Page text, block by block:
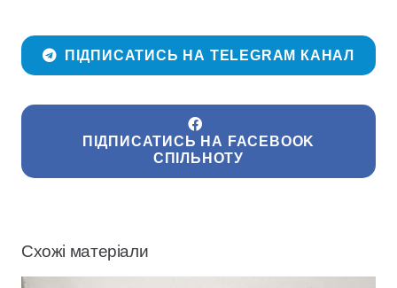
ПІДПИСАТИСЬ НА TELEGRAM КАНАЛ
ПІДПИСАТИСЬ НА FACEBOOK
СПІЛЬНОТУ
Схожі матеріали